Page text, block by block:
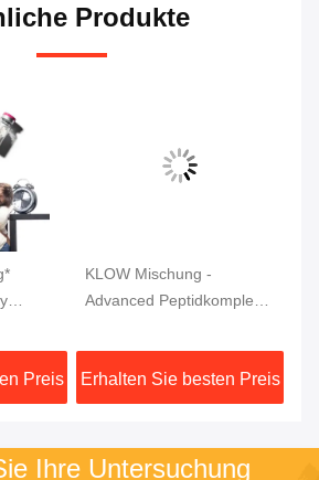
Produkte
Preis
KLOW Mischung -
Advanced Peptidkomplex
500 | KPV) 80 mg
Erhalten Sie besten Preis
Ihre Untersuchung